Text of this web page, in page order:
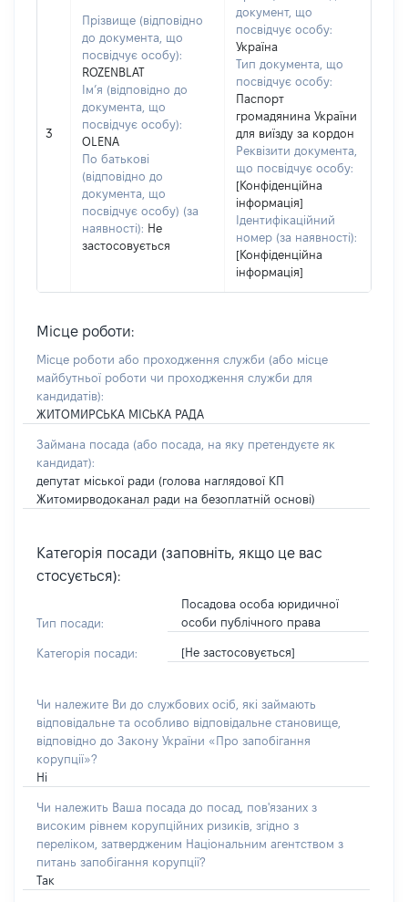
3
Прізвище (відповідно
до документа, що
посвідчує особу):
ROZENBLAT
Ім’я (відповідно до
документа, що
посвідчує особу):
OLENA
По батькові
(відповідно до
документа, що
посвідчує особу) (за
наявності): Не
застосовується
документ, що
посвідчує особу:
Україна
Тип документа, що
посвідчує особу:
Паспорт
громадянина України
для виїзду за кордон
Реквізити документа,
що посвідчує особу:
[Конфіденційна
інформація]
Ідентифікаційний
номер (за наявності):
[Конфіденційна
інформація]
Місце роботи:
Місце роботи або проходження служби (або місце
майбутньої роботи чи проходження служби для
кандидатів):
ЖИТОМИРСЬКА МІСЬКА РАДА
Займана посада (або посада, на яку претендуєте як
кандидат):
депутат міської ради (голова наглядової КП
Житомирводоканал ради на безоплатній основі)
Категорія посади (заповніть, якщо це вас
стосується):
Тип посади:
Посадова особа юридичної
особи публічного права
Категорія посади: [Не застосовується]
Чи належите Ви до службових осіб, які займають
відповідальне та особливо відповідальне становище,
відповідно до Закону України «Про запобігання
корупції»?
Ні
Чи належить Ваша посада до посад, пов'язаних з
високим рівнем корупційних ризиків, згідно з
переліком, затвердженим Національним агентством з
питань запобігання корупції?
Так